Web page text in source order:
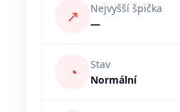
↗
Nejvyšší špička
—
◔
Stav
Normální